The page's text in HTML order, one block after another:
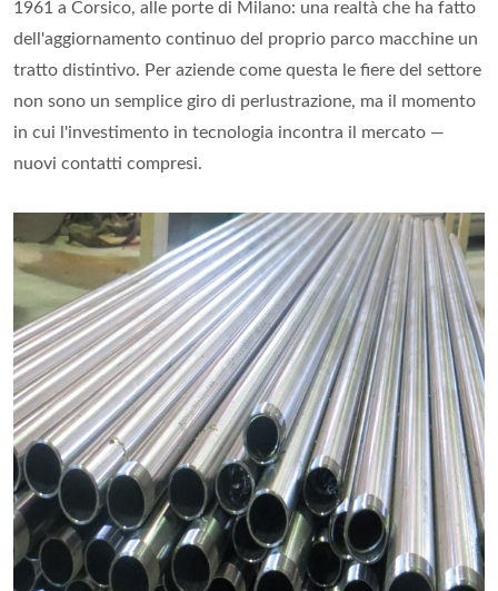
1961 a Corsico, alle porte di Milano: una realtà che ha fatto
dell'aggiornamento continuo del proprio parco macchine un
tratto distintivo. Per aziende come questa le fiere del settore
non sono un semplice giro di perlustrazione, ma il momento
in cui l'investimento in tecnologia incontra il mercato —
nuovi contatti compresi.